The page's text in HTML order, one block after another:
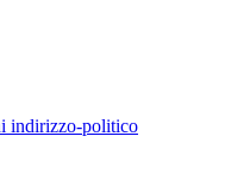
indirizzo-politico